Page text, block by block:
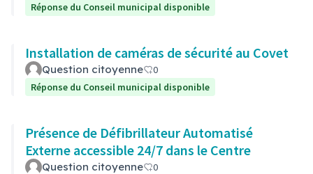
Réponse du Conseil municipal disponible
Installation de caméras de sécurité au Covet
Question citoyenne
0
Réponse du Conseil municipal disponible
Présence de Défibrillateur Automatisé
Externe accessible 24/7 dans le Centre
Question citoyenne
0